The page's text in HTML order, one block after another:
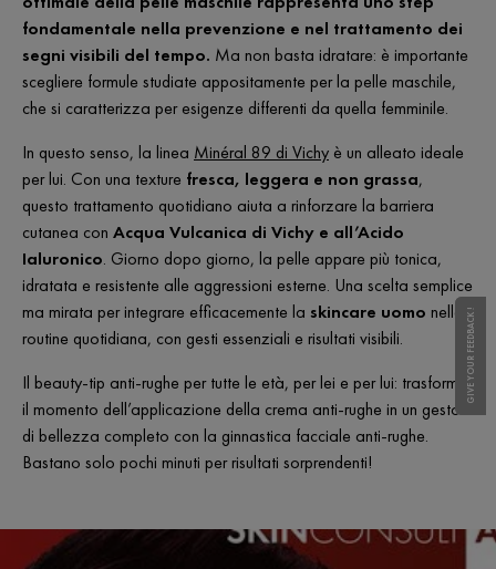
fondamentale nella prevenzione e nel trattamento dei
segni visibili del tempo. Ma non basta idratare: è importante
scegliere formule studiate appositamente per la pelle maschile,
che si caratterizza per esigenze differenti da quella femminile.
In questo senso, la linea Minéral 89 di Vichy è un alleato ideale
per lui. Con una texture fresca, leggera e non grassa,
questo trattamento quotidiano aiuta a rinforzare la barriera
cutanea con Acqua Vulcanica di Vichy e all’Acido
Ialuronico. Giorno dopo giorno, la pelle appare più tonica,
idratata e resistente alle aggressioni esterne. Una scelta semplice
ma mirata per integrare efficacemente la skincare uomo nella
routine quotidiana, con gesti essenziali e risultati visibili.
Il beauty-tip anti-rughe per tutte le età, per lei e per lui: trasforma
il momento dell’applicazione della crema anti-rughe in un gesto
di bellezza completo con la ginnastica facciale anti-rughe.
Bastano solo pochi minuti per risultati sorprendenti!
GIVE YOUR FEEDBACK !
GIVE YOUR FEEDBACK !